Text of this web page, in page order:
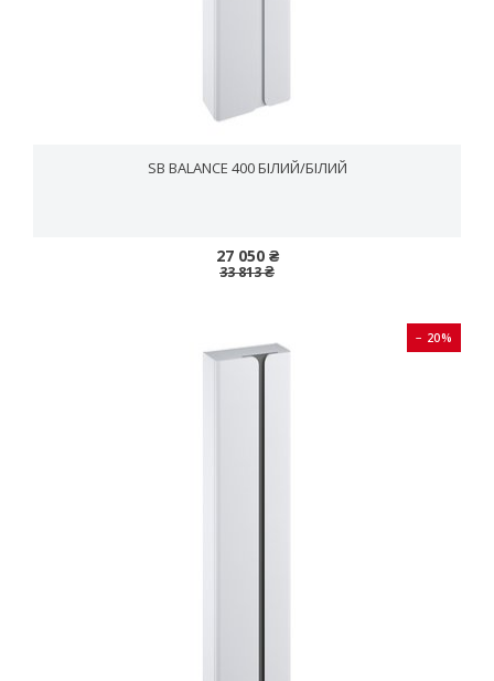
SB BALANCE 400 БІЛИЙ/БІЛИЙ
27 050 ₴
33 813 ₴
− 20%